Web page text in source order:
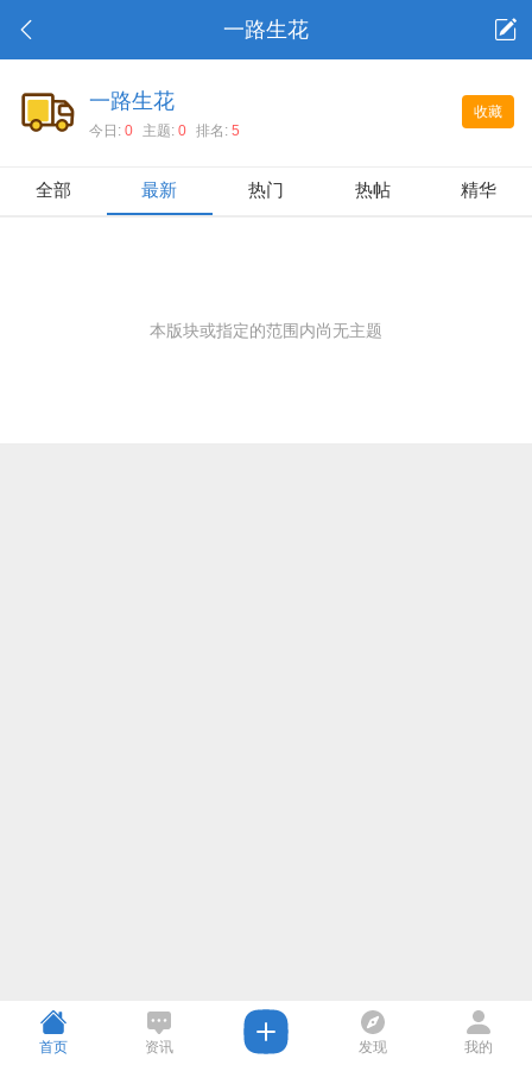
一路生花
收藏
一路生花
今日: 0 主题: 0 排名: 5
全部 最新 热门 热帖 精华
本版块或指定的范围内尚无主题
首页 资讯 发现 我的